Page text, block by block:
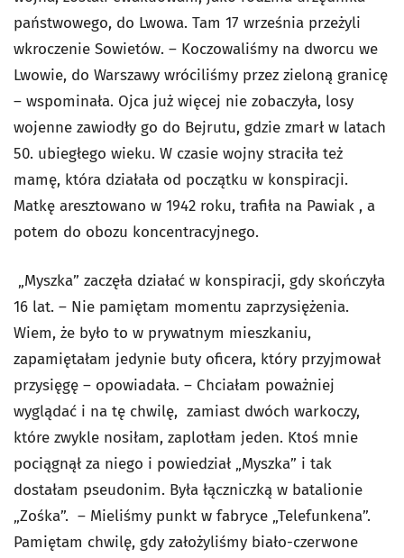
państwowego, do Lwowa. Tam 17 września przeżyli
wkroczenie Sowietów. – Koczowaliśmy na dworcu we
Lwowie, do Warszawy wróciliśmy przez zieloną granicę
– wspominała. Ojca już więcej nie zobaczyła, losy
wojenne zawiodły go do Bejrutu, gdzie zmarł w latach
50. ubiegłego wieku. W czasie wojny straciła też
mamę, która działała od początku w konspiracji.
Matkę aresztowano w 1942 roku, trafiła na Pawiak , a
potem do obozu koncentracyjnego.
„Myszka” zaczęła działać w konspiracji, gdy skończyła
16 lat. – Nie pamiętam momentu zaprzysiężenia.
Wiem, że było to w prywatnym mieszkaniu,
zapamiętałam jedynie buty oficera, który przyjmował
przysięgę – opowiadała. – Chciałam poważniej
wyglądać i na tę chwilę, zamiast dwóch warkoczy,
które zwykle nosiłam, zaplotłam jeden. Ktoś mnie
pociągnął za niego i powiedział „Myszka” i tak
dostałam pseudonim. Była łączniczką w batalionie
„Zośka”. – Mieliśmy punkt w fabryce „Telefunkena”.
Pamiętam chwilę, gdy założyliśmy biało-czerwone